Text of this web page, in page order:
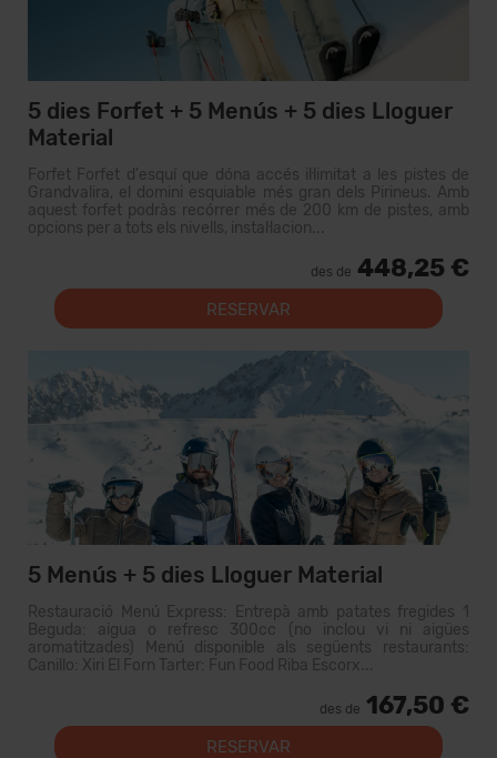
5 dies Forfet + 5 Menús + 5 dies Lloguer
Material
Forfet Forfet d'esquí que dóna accés il·limitat a les pistes de
Grandvalira, el domini esquiable més gran dels Pirineus. Amb
aquest forfet podràs recórrer més de 200 km de pistes, amb
opcions per a tots els nivells, instal·lacion...
des de 448,25 €
RESERVAR
5 Menús + 5 dies Lloguer Material
Restauració Menú Express: Entrepà amb patates fregides 1
Beguda: aigua o refresc 300cc (no inclou vi ni aigües
aromatitzades) Menú disponible als següents restaurants:
Canillo: Xiri El Forn Tarter: Fun Food Riba Escorx...
des de 167,50 €
RESERVAR